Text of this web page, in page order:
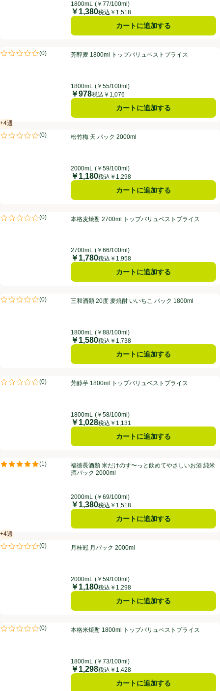
1800mL (￥77/100ml)
価格
￥1,380税込￥1,518
カートに追加する
芳醇麦 1800ml トップバリュベストプライス
(0)
評価は0件のレビューで5点中0.0点。芳醇麦 1800ml トップバリュベストプライス
1800mL (￥55/100ml)
価格
￥978税込￥1,076
カートに追加する
松竹梅 天 パック 2000ml
+4週
賞味・消費期限保証：4週間
(0)
評価は0件のレビューで5点中0.0点。
松竹梅 天 パック 2000ml
2000mL (￥59/100ml)
価格
￥1,180税込￥1,298
カートに追加する
本格麦焼酎 2700ml トップバリュベストプライス
(0)
評価は0件のレビューで5点中0.0点。本格麦焼酎 2700ml トップバリュベストプライス
2700mL (￥66/100ml)
価格
￥1,780税込￥1,958
カートに追加する
三和酒類 20度 麦焼酎 いいちこ パック 1800ml
(0)
評価は0件のレビューで5点中0.0点。三和酒類 20度 麦焼酎 いいちこ パック 1800ml
1800mL (￥88/100ml)
価格
￥1,580税込￥1,738
カートに追加する
芳醇芋 1800ml トップバリュベストプライス
(0)
評価は0件のレビューで5点中0.0点。芳醇芋 1800ml トップバリュベストプライス
1800mL (￥58/100ml)
価格
￥1,028税込￥1,131
カートに追加する
福徳長酒類 米だけのす〜っと飲めてやさしいお酒 純米酒パック
(1 )
評価は1件のレビューで5点中5.0点。福徳長酒類 米だけのす〜っと飲めてやさしいお酒 純米
酒パック 2000ml
2000mL (￥69/100ml)
価格
￥1,380税込￥1,518
カートに追加する
月桂冠 月パック 2000ml
+4週
賞味・消費期限保証：4週間
(0)
評価は0件のレビューで5点中0.0点。
月桂冠 月パック 2000ml
2000mL (￥59/100ml)
価格
￥1,180税込￥1,298
カートに追加する
本格米焼酎 1800ml トップバリュベストプライス
(0)
評価は0件のレビューで5点中0.0点。本格米焼酎 1800ml トップバリュベストプライス
1800mL (￥73/100ml)
価格
￥1,298税込￥1,428
カートに追加する